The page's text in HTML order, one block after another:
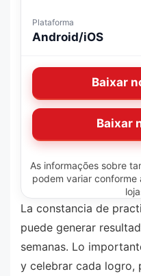
Plataforma
Android/iOS
Baixar
Baixar
As informações sobre
podem variar
La constancia de
puede generar
semanas. Lo
y celebrar cada logro,